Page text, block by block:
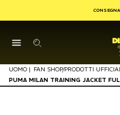
CONSEGNA
UOMO | FAN SHOP/PRODOTTI
PUMA MILAN TRAINING JACKET